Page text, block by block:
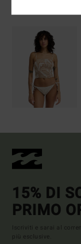
15% DI
PRIMO
Iscriviti e sarai al
più esclusive.